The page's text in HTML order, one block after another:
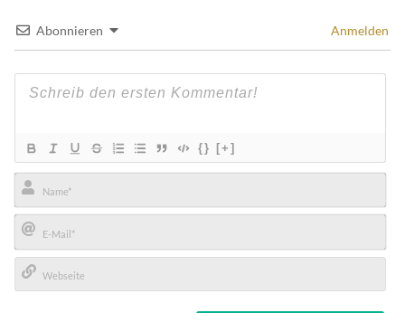
Abonnieren Anmelden
{} [+]
Name*
E-
Mail*